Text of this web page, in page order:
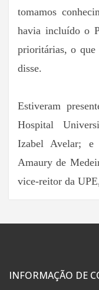
tomamos
havia incluído o
prioritárias, o que
disse.
Estiveram
Hospital
Izabel Avelar; e
Amaury de
vice-reitor da
INFORMAÇÃO DE